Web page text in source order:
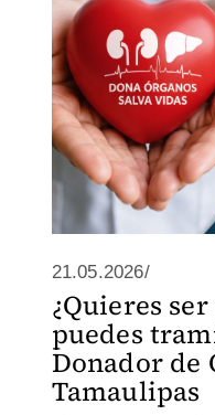
21.05.2026/
¿Quieres
puedes
Donador de
Tamaulipas